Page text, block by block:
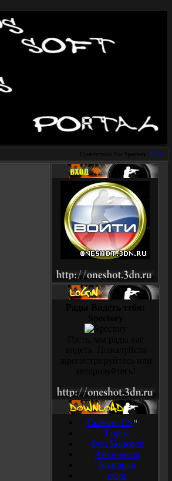
Приветствую Вас Spectory RSS
Скачать CS
Logos
Фон Консоли
Анти-читы
Аватарки
maps